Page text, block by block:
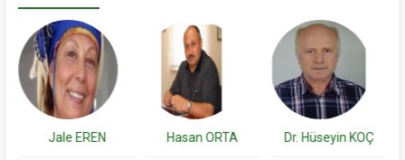
Hasan ORTA Dr. Hüseyin KOÇ Burak Yeşilyurt